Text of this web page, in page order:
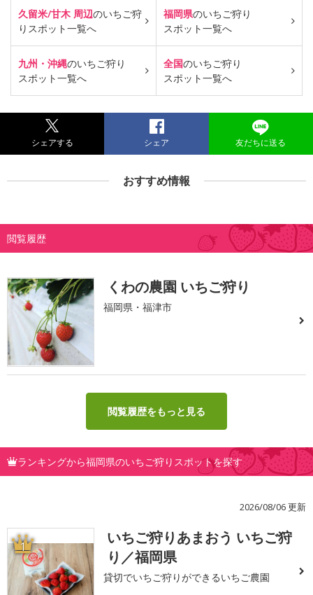
久留米/甘木 周辺のいちご狩
り スポット一覧へ
福岡県のいちご狩り
スポット一覧へ
九州・沖縄のいちご狩り
スポット一覧へ
全国のいちご狩り
スポット一覧へ
シェアする シェア 友だちに送る
おすすめ情報
閲覧履歴
くわの農園 いちご狩り
福岡県・福津市
閲覧履歴をもっと見る
ランキングから福岡県のいちご狩りスポットを探す
2026/08/06 更新
1
いちご狩りあまおう いちご狩
り／福岡県
貸切でいちご狩りができるいちご農園